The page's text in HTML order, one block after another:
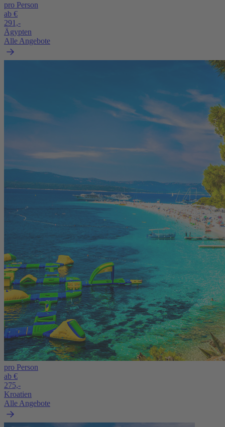
pro Person
ab €
291,-
Ägypten
Alle Angebote
pro Person
ab €
275,-
Kroatien
Alle Angebote